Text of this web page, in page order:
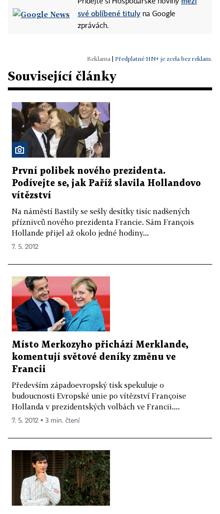
Přidejte si Hospodářské noviny
své oblíbené tituly na Google
zprávách.
Předplatné HN+ je zcela bez reklam.
Související články
První polibek nového prezidenta.
Podívejte se, jak Paříž slavila Hollandovo
vítězství
Na náměstí Bastily se sešly desítky tisíc nadšených
příznivců nového prezidenta Francie. Sám François
Hollande přijel až okolo jedné hodiny...
7. 5. 2012
Místo Merkozyho přichází Merklande,
komentují světové deníky změnu ve
Francii
Především západoevropský tisk spekuluje o
budoucnosti Evropské unie po vítězství Françoise
Hollanda v prezidentských volbách ve Francii....
7. 5. 2012 ▪ 3 min. čtení